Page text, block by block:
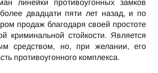
линейки противоугонных замков
двадцати пяти лет назад, и по
продаж благодаря своей простоте
криминальной стойкости. Является
средством, но, при желании, его
противоугонного комплекса.